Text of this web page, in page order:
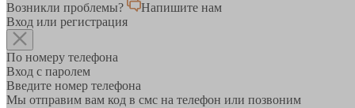
Возникли проблемы?
Напишите нам
Вход или регистрация
По номеру телефона
Вход с паролем
Введите номер телефона
Мы отправим вам код в смс на телефон или позвоним